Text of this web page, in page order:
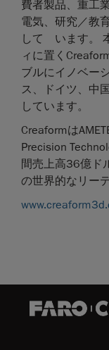
費者製品、重工
電気、研究／教
して います。
ィに置く
ブルにイノベー
ス、ドイツ、中
しています。
Creaformは
Precision
間売上高36億ド
の世界的なリー